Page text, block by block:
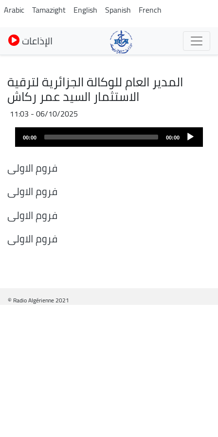
Skip
to
main
content
Arabic Tamazight English Spanish French
الإذاعات
المدير العام للوكالة الجزائرية لترقية
الاستثمار السيد عمر ركاش
06/10/2025 - 11:03
Fichier
audio
00:00
00:00
فروم الاولى
فروم الاولى
فروم الاولى
فروم الاولى
© Radio Algérienne 2021